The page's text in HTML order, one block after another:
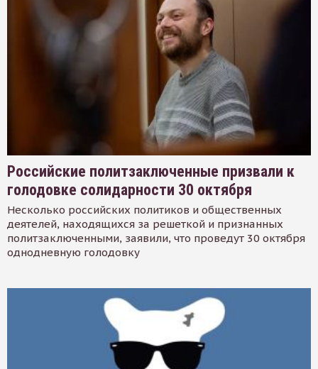
Российские политзаключенные призвали к
голодовке солидарности 30 октября
Несколько российских политиков и общественных
деятелей, находящихся за решеткой и признанных
политзаключенными, заявили, что проведут 30 октября
однодневную голодовку